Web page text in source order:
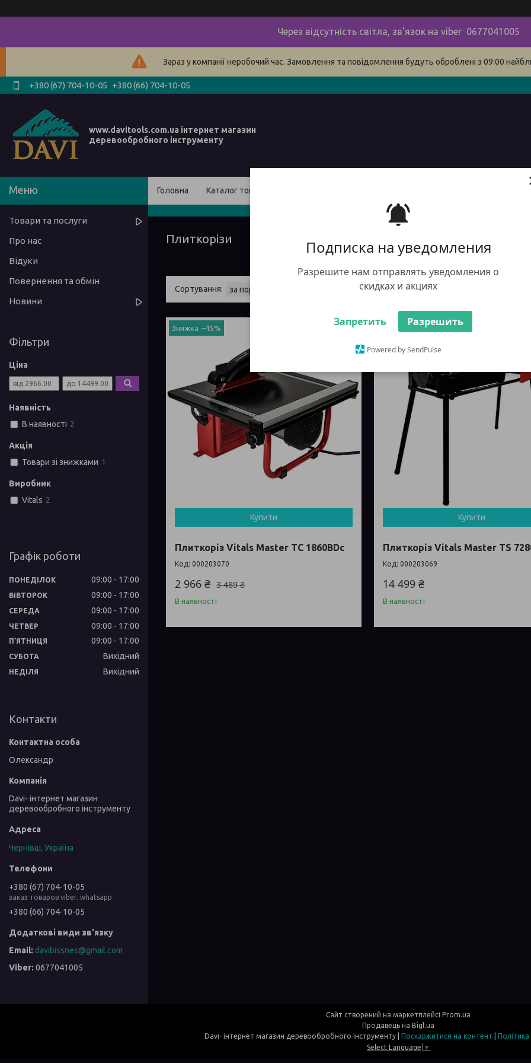
Подписка на уведомления
Разрешите нам отправлять уведомления о
скидках и акциях
Запретить Разрешить
Powered by SendPulse
Через відсутність світла, зв'язок на viber 0677041005
Зараз у компанії неробочий час. Замовлення та повідомлення будуть оброблені з 09:00
+380 (67) 704-10-05 +380 (66) 704-10-05
www.davitools.com.ua інтернет магазин
деревообробного інструменту
Головна Каталог товарів Доставка і оплата
Плиткорізи
–15%
Купити
Плиткоріз Vitals Master TC 1860BDc
000203070
3 489 ₴
2 966 ₴
В наявності
Купити
Плиткоріз Vitals Master TS
000203069
14 499 ₴
В наявності
Товари та послуги
Про нас
Відуки
Повернення та обмін
Новини
Фільтри
Ціна
Наявність
В наявності 2
Акція
Товари зі знижками 1
Виробник
Vitals 2
Графік роботи
ПОНЕДІЛОК 09:00 17:00
ВІВТОРОК 09:00 17:00
СЕРЕДА 09:00 17:00
ЧЕТВЕР 09:00 17:00
ПʼЯТНИЦЯ 09:00 17:00
СУБОТА Вихідний
НЕДІЛЯ Вихідний
Контакти
Олександр
Davi- інтернет магазин
деревообробного інструменту
Чернівці, Україна
+380 (67) 704-10-05
заказ товаров viber. whatsapp
+380 (66) 704-10-05
davibissnes@gmail.com
0677041005
Сайт створений на маркетплейсі Prom.ua
Продавець на Bigl.ua
Поскаржитися на контент
Політика
Select Language ▼